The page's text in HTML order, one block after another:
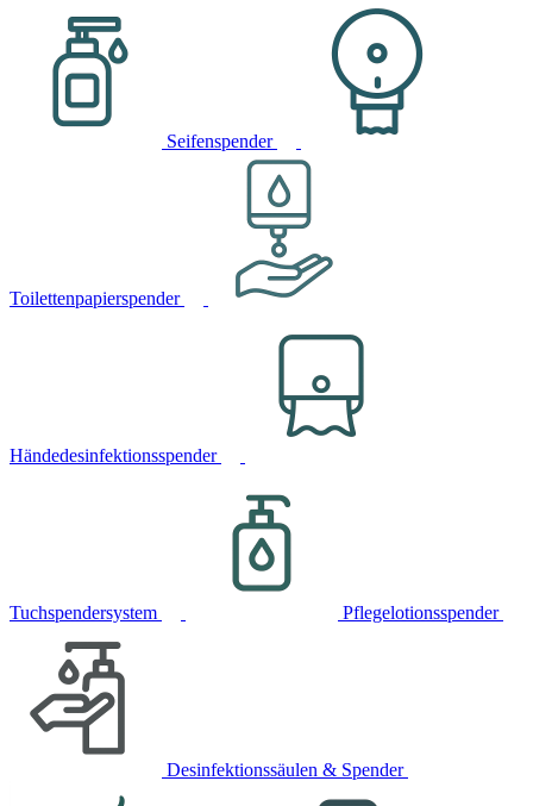
Seifenspender
Toilettenpapierspender
Händedesinfektionsspender
Tuchspendersystem Pflegelotionsspender
Desinfektionssäulen & Spender